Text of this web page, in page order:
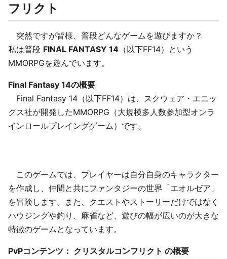
フリクト
突然ですが皆様、普段どんなゲームを遊びますか？
私は普段 FINAL FANTASY 14 （以下FF14）という
MMORPGを遊んでいます。
Final Fantasy 14の概要
Final Fantasy 14（以下FF14）は、スクウェア・エニッ
クス社が開発したMMORPG（大規模多人数参加型オンラ
インロールプレイングゲーム）です。
このゲームでは、プレイヤーは自分自身のキャラクター
を作成し、仲間と共にファンタジーの世界「エオルゼア」
を冒険します。また、クエストやストーリーだけではなく
ハウジングや釣り、麻雀など、遊びの幅が広いのが大きな
特徴のゲームとなっています。
PvPコンテンツ： クリスタルコンフリクト の概要